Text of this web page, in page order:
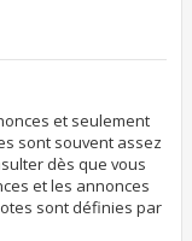
et seulement
sont souvent assez
dès que vous
et les annonces
sont définies par